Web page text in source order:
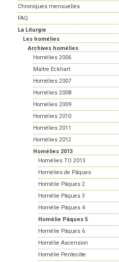
Chroniques mensuelles
FAQ
La Liturgie
Les homélies
Archives homélies
Homélies 2006
Maître Eckhart
Homélies 2007
Homélies 2008
Homélies 2009
Homélies 2010
Homélies 2011
Homélies 2012
Homélies 2013
Homélies TO 2013
Homélies de Pâques
Homélie Pâques 2
Homélie Pâques 3
Homélie Pâques 4
Homélie Pâques 5
Homélie Pâques 6
Homélie Ascension
Homélie Pentecôte